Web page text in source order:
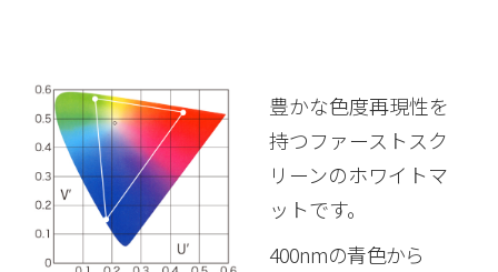
豊かな色度再現性を
持つファーストスク
リーンのホワイトマ
ットです。
400nmの青色から